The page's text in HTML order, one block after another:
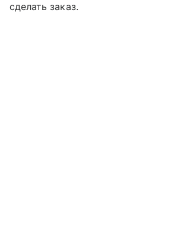
сделать заказ.